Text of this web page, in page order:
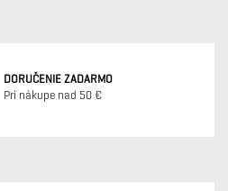
DORUČENIE ZADARMO
Pri nákupe nad 50 €